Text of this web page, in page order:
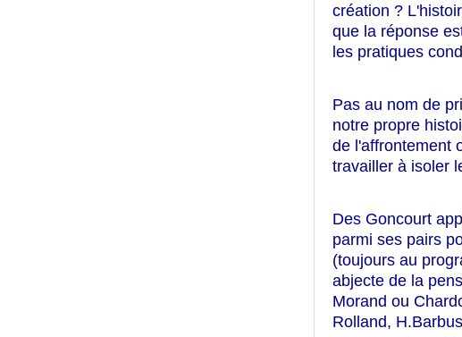
création ?
que la réponse
les pratiques
Pas au nom de
notre propre
de l'affrontement
travailler à isoler
Des Goncourt
parmi ses pairs
(toujours au
abjecte de la
Morand ou
Rolland,